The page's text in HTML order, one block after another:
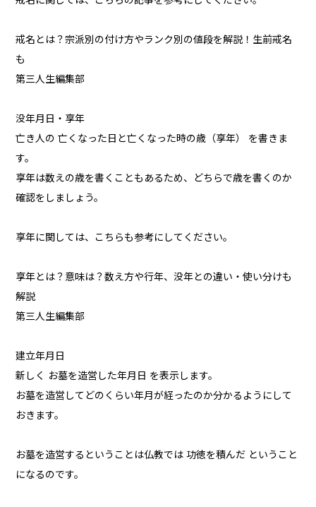
戒名とは？宗派別の付け方やランク別の値段を解説！生前戒名
も
第三人生編集部
没年月日・享年
亡き人の 亡くなった日と亡くなった時の歳（享年） を書きま
す。
享年は数えの歳を書くこともあるため、どちらで歳を書くのか
確認をしましょう。
享年に関しては、こちらも参考にしてください。
享年とは？意味は？数え方や行年、没年との違い・使い分けも
解説
第三人生編集部
建立年月日
新しく お墓を造営した年月日 を表示します。
お墓を造営してどのくらい年月が経ったのか分かるようにして
おきます。
お墓を造営するということは仏教では 功徳を積んだ ということ
になるのです。